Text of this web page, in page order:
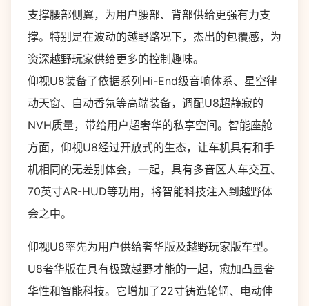
支撑腰部侧翼，为用户腰部、背部供给更强有力支
撑。特别是在波动的越野路况下，杰出的包覆感，为
资深越野玩家供给更多的控制趣味。
仰视U8装备了依据系列Hi-End级音响体系、星空律
动天窗、自动香氛等高端装备，调配U8超静寂的
NVH质量，带给用户超奢华的私享空间。智能座舱
方面，仰视U8经过开放式的生态，让车机具有和手
机相同的无差别体会，一起，具有多音区人车交互、
70英寸AR-HUD等功用，将智能科技注入到越野体
会之中。
仰视U8率先为用户供给奢华版及越野玩家版车型。
U8奢华版在具有极致越野才能的一起，愈加凸显奢
华性和智能科技。它增加了22寸铸造轮辋、电动伸